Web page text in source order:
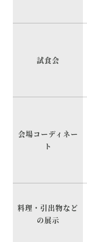
試食会
会場コーディネー
ト
料理・引出物など
の展示